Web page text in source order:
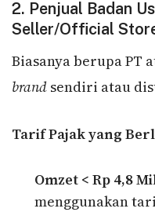
2. Penjual Badan
Seller/Official
Biasanya berupa PT
brand sendiri atau
Tarif Pajak yang
Omzet < Rp 4,8
menggunakan